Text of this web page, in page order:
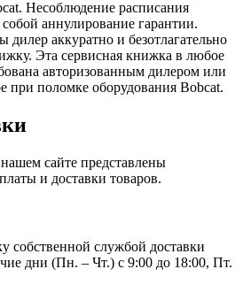
Несоблюдение расписания
аннулирование гарантии.
дилер аккуратно и безотлагательно
Эта сервисная книжка в любое
авторизованным дилером или
при поломке оборудования Bobcat.
сайте представлены
и доставки товаров.
собственной службой доставки
дни (Пн. – Чт.) с 9:00 до 18:00, Пт.